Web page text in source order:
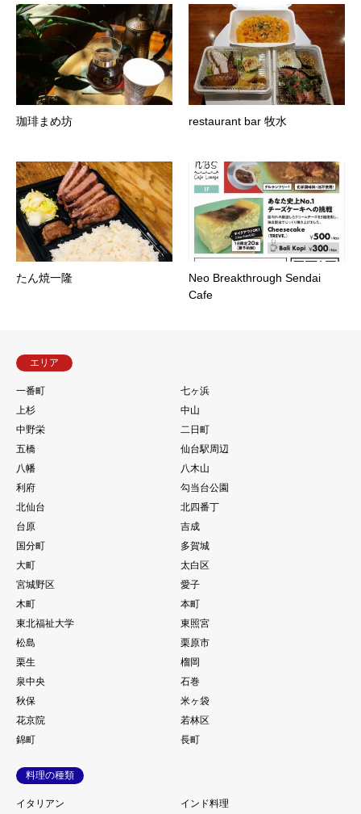
珈琲まめ坊 restaurant bar 牧水
たん焼一隆
Neo Breakthrough Sendai
Cafe
エリア
一番町
七ヶ浜
上杉
中山
中野栄
二日町
五橋
仙台駅周辺
八幡
八木山
利府
勾当台公園
北仙台
北四番丁
台原
吉成
国分町
多賀城
大町
太白区
宮城野区
愛子
木町
本町
東北福祉大学
東照宮
松島
栗原市
栗生
榴岡
泉中央
石巻
秋保
米ヶ袋
花京院
若林区
錦町
長町
料理の種類
イタリアン
インド料理